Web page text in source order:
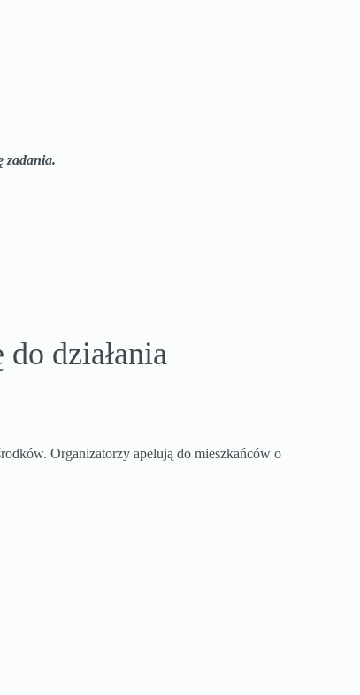
zadania.
działania
Organizatorzy apelują do mieszkańców o